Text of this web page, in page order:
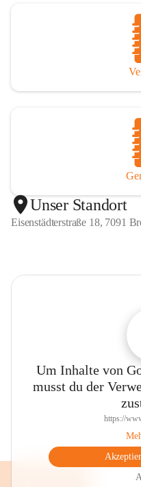
Unser Standort
Eisenstädterstraße 18, 7091
Um Inhalte von
musst du der
https://